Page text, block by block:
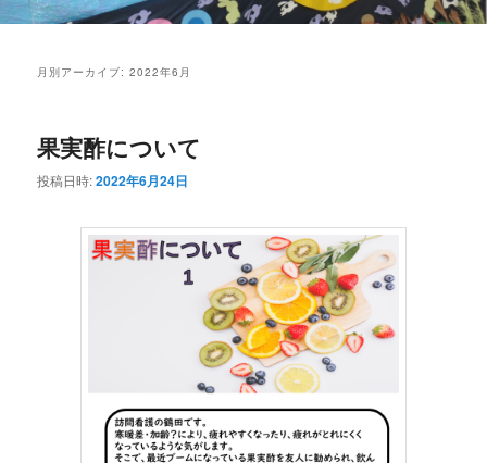
月別アーカイブ:2022年6月
果実酢について
投稿日時:2022年6月24日